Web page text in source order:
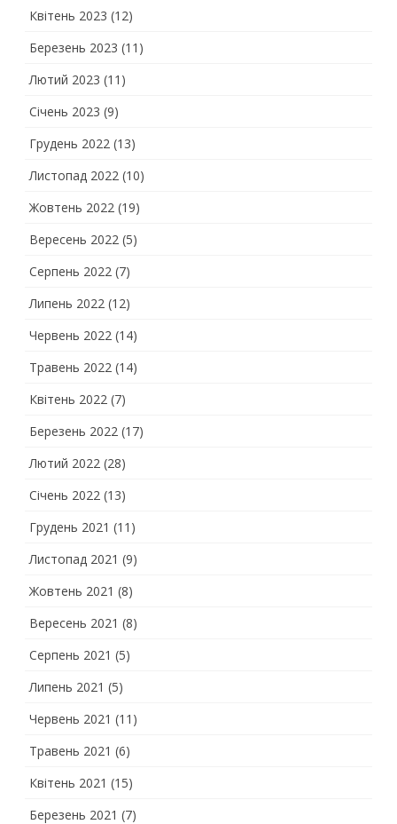
Квітень 2023 (12)
Березень 2023 (11)
Лютий 2023 (11)
Січень 2023 (9)
Грудень 2022 (13)
Листопад 2022 (10)
Жовтень 2022 (19)
Вересень 2022 (5)
Серпень 2022 (7)
Липень 2022 (12)
Червень 2022 (14)
Травень 2022 (14)
Квітень 2022 (7)
Березень 2022 (17)
Лютий 2022 (28)
Січень 2022 (13)
Грудень 2021 (11)
Листопад 2021 (9)
Жовтень 2021 (8)
Вересень 2021 (8)
Серпень 2021 (5)
Липень 2021 (5)
Червень 2021 (11)
Травень 2021 (6)
Квітень 2021 (15)
Березень 2021 (7)